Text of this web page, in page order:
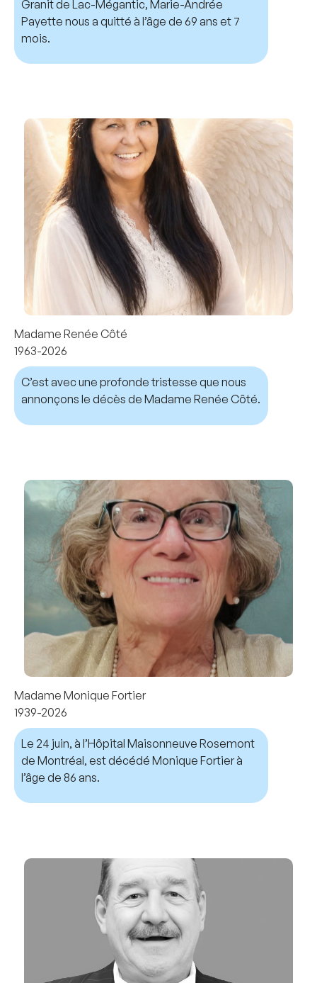
Granit de Lac-Mégantic, Marie-Andrée
Payette nous a quitté à l’âge de 69 ans et 7
mois.
Madame Renée Côté
1963-2026
C’est avec une profonde tristesse que nous
annonçons le décès de Madame Renée Côté.
Madame Monique Fortier
1939-2026
Le 24 juin, à l’Hôpital Maisonneuve Rosemont
de Montréal, est décédé Monique Fortier à
l’âge de 86 ans.